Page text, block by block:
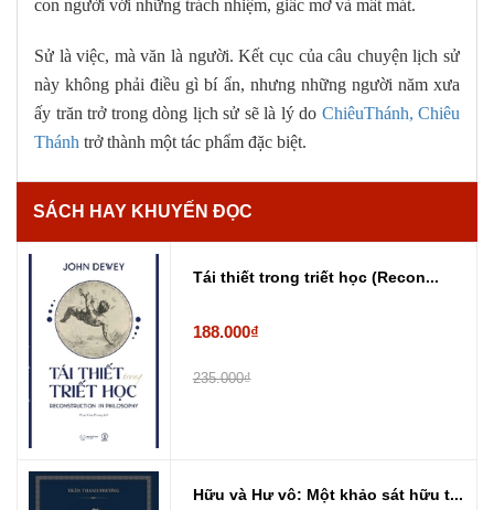
con người với những trách nhiệm, giấc mơ và mất mát.
Sử là việc, mà văn là người. Kết cục của câu chuyện lịch sử
này không phải điều gì bí ẩn, nhưng những người năm xưa
ấy trăn trở trong dòng lịch sử sẽ là lý do ChiêuThánh, Chiêu
Thánh trở thành một tác phẩm đặc biệt.
SÁCH HAY KHUYẾN ĐỌC
Tái thiết trong triết học (Recon...
188.000₫
235.000₫
Hữu và Hư vô: Một khảo sát hữu t...